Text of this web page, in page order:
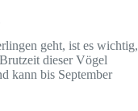
geht, ist es wichtig,
dieser Vögel
kann bis September